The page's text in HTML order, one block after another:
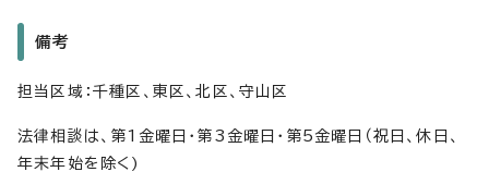
備考
担当区域：千種区、東区、北区、守山区
法律相談は、第1金曜日・第3金曜日・第5金曜日（祝日、休日、
年末年始を除く)